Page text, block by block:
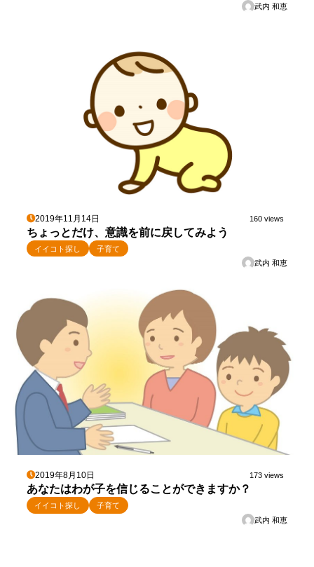
武内 和恵
2019年11月14日 160 views
ちょっとだけ、意識を前に戻してみよう
イイコト探し
子育て
武内 和恵
2019年8月10日 173 views
あなたはわが子を信じることができますか？
イイコト探し
子育て
武内 和恵